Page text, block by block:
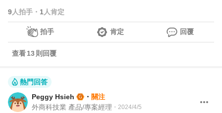
9人拍手 ・ 1 人肯定
拍手 肯定 回覆
查看13則回覆
熱門回答
Peggy Hsieh
・ 關注
外商科技業 產品/專案經理 ・ 2024/4/5